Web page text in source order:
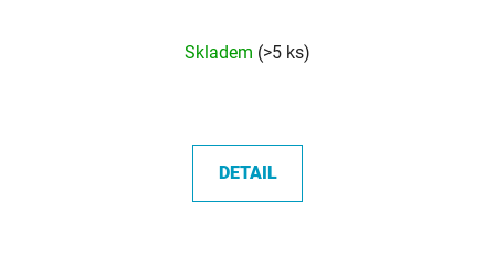
hodnocení
5,0
z
Skladem (>5 ks)
DETAIL